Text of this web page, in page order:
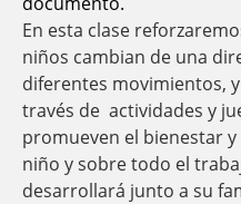
En esta clase
niños cambian de una
diferentes movimientos,
través de actividades y
promueven el bienestar
niño y sobre todo el
desarrollará junto a su